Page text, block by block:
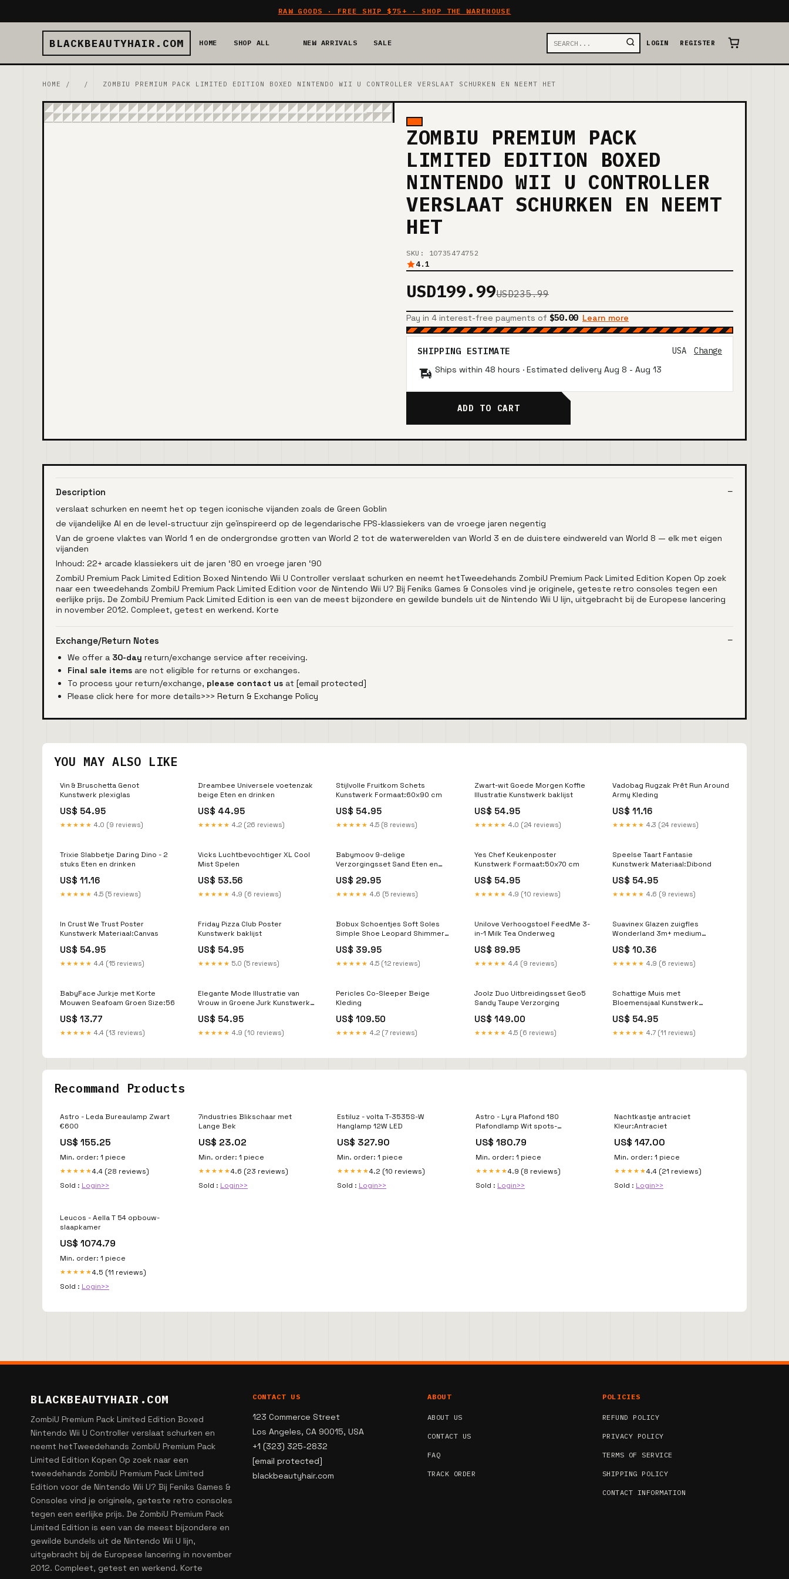
RAW GOODS · FREE SHIP $75+ · SHOP THE WAREHOUSE
BLACKBEAUTYHAIR.COM HOME SHOP ALL NEW ARRIVALS SALE LOGIN REGISTER
HOME / / ZOMBIU PREMIUM PACK LIMITED EDITION BOXED NINTENDO WII U CONTROLLER VERSLAAT SCHURKEN EN NEEMT HET
ZOMBIU PREMIUM PACK
LIMITED EDITION BOXED
NINTENDO WII U CONTROLLER
VERSLAAT SCHURKEN EN NEEMT
HET
SKU: 10735474752
4.1
USD199.99USD235.99
Pay in 4 interest-free payments of $50.00 Learn more
SHIPPING ESTIMATE USA
Change
Ships within 48 hours · Estimated delivery Aug 8 - Aug 13
ADD TO CART
Description
verslaat schurken en neemt het op tegen iconische vijanden zoals de Green Goblin
de vijandelijke AI en de level-structuur zijn geïnspireerd op de legendarische FPS-klassiekers van de vroege jaren negentig
Van de groene vlaktes van World 1 en de ondergrondse grotten van World 2 tot de waterwerelden van World 3 en de duistere eindwereld van World 8 — elk met eigen
vijanden
Inhoud: 22+ arcade klassiekers uit de jaren ‘80 en vroege jaren ‘90
ZombiU Premium Pack Limited Edition Boxed Nintendo Wii U Controller verslaat schurken en neemt hetTweedehands ZombiU Premium Pack Limited Edition Kopen Op zoek
naar een tweedehands ZombiU Premium Pack Limited Edition voor de Nintendo Wii U? Bij Feniks Games & Consoles vind je originele, geteste retro consoles tegen een
eerlijke prijs. De ZombiU Premium Pack Limited Edition is een van de meest bijzondere en gewilde bundels uit de Nintendo Wii U lijn, uitgebracht bij de Europese lancering
in november 2012. Compleet, getest en werkend. Korte
Exchange/Return Notes
We offer a 30-day return/exchange service after receiving.
Final sale items are not eligible for returns or exchanges.
To process your return/exchange, please contact us at [email protected]
Please click here for more details>>> Return & Exchange Policy
YOU MAY ALSO LIKE
Vin & Bruschetta Genot
Kunstwerk plexiglas
US$ 54.95
★★★★★ 4.0 (9 reviews)
Dreambee Universele voetenzak
beige Eten en drinken
US$ 44.95
★★★★★ 4.2 (26 reviews)
Stijlvolle Fruitkom Schets
Kunstwerk Formaat:60x90 cm
US$ 54.95
★★★★★ 4.5 (8 reviews)
Zwart-wit Goede Morgen Koffie
Illustratie Kunstwerk baklijst
US$ 54.95
★★★★★ 4.0 (24 reviews)
Vadobag Rugzak Prêt Run Around
Army Kleding
US$ 11.16
★★★★★ 4.3 (24 reviews)
Trixie Slabbetje Daring Dino - 2
stuks Eten en drinken
US$ 11.16
★★★★★ 4.5 (5 reviews)
Vicks Luchtbevochtiger XL Cool
Mist Spelen
US$ 53.56
★★★★★ 4.9 (6 reviews)
Babymoov 9-delige
Verzorgingsset Sand Eten en
US$ 29.95
★★★★★ 4.6 (5 reviews)
Yes Chef Keukenposter
Kunstwerk Formaat:50x70 cm
US$ 54.95
★★★★★ 4.9 (10 reviews)
Speelse Taart Fantasie
Kunstwerk Materiaal:Dibond
US$ 54.95
★★★★★ 4.6 (9 reviews)
In Crust We Trust Poster
Kunstwerk Materiaal:Canvas
US$ 54.95
★★★★★ 4.4 (15 reviews)
Friday Pizza Club Poster
Kunstwerk baklijst
US$ 54.95
★★★★★ 5.0 (5 reviews)
Bobux Schoentjes Soft Soles
Simple Shoe Leopard Shimmer
US$ 39.95
★★★★★ 4.5 (12 reviews)
Unilove Verhoogstoel FeedMe 3-
in-1 Milk Tea Onderweg
US$ 89.95
★★★★★ 4.4 (9 reviews)
Suavinex Glazen zuigfles
Wonderland 3m+ medium
Onderweg
US$ 10.36
★★★★★ 4.9 (6 reviews)
BabyFace Jurkje met Korte
Mouwen Seafoam Groen Size:56
US$ 13.77
★★★★★ 4.4 (13 reviews)
Elegante Mode Illustratie van
Vrouw in Groene Jurk Kunstwerk
US$ 54.95
★★★★★ 4.9 (10 reviews)
Pericles Co-Sleeper Beige
Kleding
US$ 109.50
★★★★★ 4.2 (7 reviews)
Joolz Duo Uitbreidingsset Geo5
Sandy Taupe Verzorging
US$ 149.00
★★★★★ 4.5 (6 reviews)
Schattige Muis met
Bloemensjaal Kunstwerk
US$ 54.95
★★★★★ 4.7 (11 reviews)
Recommand Products
Astro - Leda Bureaulamp Zwart
€600
US$ 155.25
Min. order: 1 piece
★★★★★4.4 (28 reviews)
Sold : Login>>
7industries Blikschaar met
Lange Bek
US$ 23.02
Min. order: 1 piece
★★★★★4.6 (23 reviews)
Sold : Login>>
Estiluz - volta T-3535S-W
Hanglamp 12W LED
US$ 327.90
Min. order: 1 piece
★★★★★4.2 (10 reviews)
Sold : Login>>
Astro - Lyra Plafond 180
Plafondlamp Wit spots-
US$ 180.79
Min. order: 1 piece
★★★★★4.9 (8 reviews)
Sold : Login>>
Nachtkastje antraciet
Kleur:Antraciet
US$ 147.00
Min. order: 1 piece
★★★★★4.4 (21 reviews)
Sold : Login>>
Leucos - Aella T 54 opbouw-
slaapkamer
US$ 1074.79
Min. order: 1 piece
★★★★★4.5 (11 reviews)
Sold : Login>>
BLACKBEAUTYHAIR.COM
ZombiU Premium Pack Limited Edition Boxed
Nintendo Wii U Controller verslaat schurken en
neemt hetTweedehands ZombiU Premium Pack
Limited Edition Kopen Op zoek naar een
tweedehands ZombiU Premium Pack Limited
Edition voor de Nintendo Wii U? Bij Feniks Games &
Consoles vind je originele, geteste retro consoles
tegen een eerlijke prijs. De ZombiU Premium Pack
Limited Edition is een van de meest bijzondere en
gewilde bundels uit de Nintendo Wii U lijn,
uitgebracht bij de Europese lancering in november
2012. Compleet, getest en werkend. Korte
CONTACT US
123 Commerce Street
Los Angeles, CA 90015, USA
+1 (323) 325-2832
[email protected]
blackbeautyhair.com
ABOUT
ABOUT US
CONTACT US
FAQ
TRACK ORDER
POLICIES
REFUND POLICY
PRIVACY POLICY
TERMS OF SERVICE
SHIPPING POLICY
CONTACT INFORMATION